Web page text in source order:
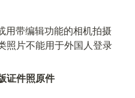
用带编辑功能的相机拍摄
照片不能用于外国人登录
证件照原件